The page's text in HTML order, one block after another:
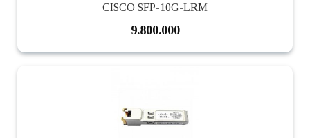
CISCO SFP-10G-LRM
9.800.000